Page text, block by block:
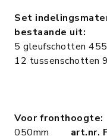
Set
bestaande uit:
5 gleufschotten
12 tussenschotten
Voor fronthoogte:
050mm art.nr.